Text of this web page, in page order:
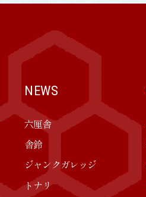
NEWS
六厘舎
舎鈴
ジャンクガレッジ
トナリ